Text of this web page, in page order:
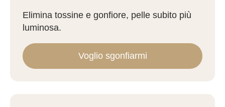
Elimina tossine e gonfiore, pelle subito più
luminosa.
Voglio sgonfiarmi